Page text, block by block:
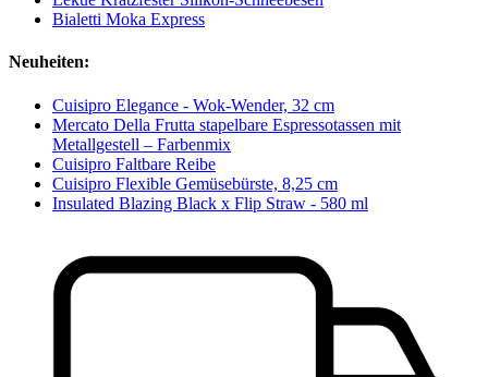
Bialetti Moka Express
Neuheiten:
Cuisipro Elegance - Wok-Wender, 32 cm
Mercato Della Frutta stapelbare Espressotassen mit
Metallgestell – Farbenmix
Cuisipro Faltbare Reibe
Cuisipro Flexible Gemüsebürste, 8,25 cm
Insulated Blazing Black x Flip Straw - 580 ml